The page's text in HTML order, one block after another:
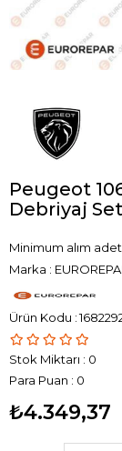
Peugeot
Debriyaj
Minimum alım
Marka :
Stok Miktarı : 0
Para Puan : 0
₺4.349,37